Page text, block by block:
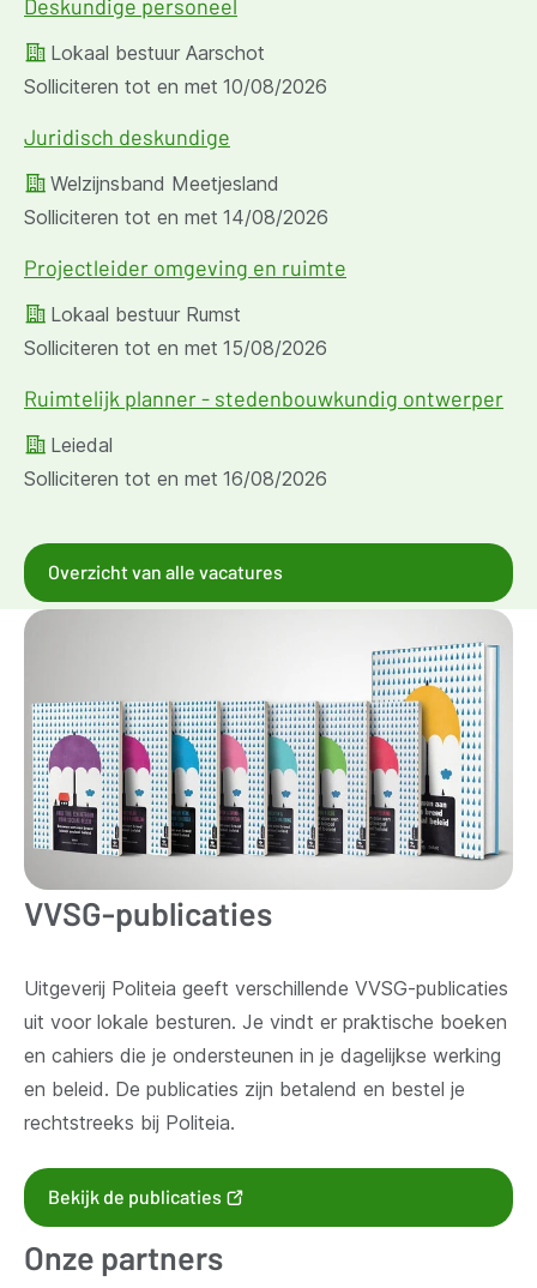
Deskundige personeel
Lokaal bestuur Aarschot
Solliciteren tot en met 10/08/2026
Juridisch deskundige
Welzijnsband Meetjesland
Solliciteren tot en met 14/08/2026
Projectleider omgeving en ruimte
Lokaal bestuur Rumst
Solliciteren tot en met 15/08/2026
Ruimtelijk planner - stedenbouwkundig ontwerper
Leiedal
Solliciteren tot en met 16/08/2026
Overzicht van alle vacatures
VVSG-publicaties
Uitgeverij Politeia geeft verschillende VVSG-publicaties
uit voor lokale besturen. Je vindt er praktische boeken
en cahiers die je ondersteunen in je dagelijkse werking
en beleid. De publicaties zijn betalend en bestel je
rechtstreeks bij Politeia.
Bekijk de publicaties
nieuw
Onze partners